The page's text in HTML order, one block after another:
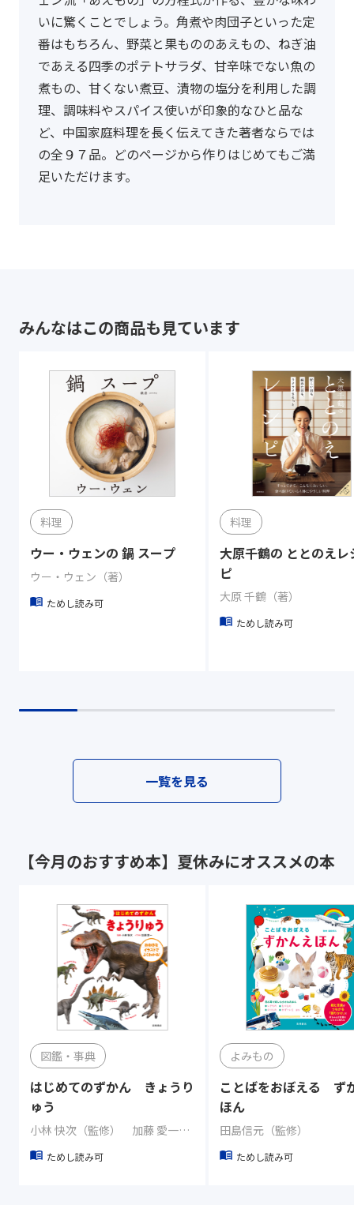
いに驚くことでしょう。角煮や肉団子といった定
番はもちろん、野菜と果もののあえもの、ねぎ油
であえる四季のポテトサラダ、甘辛味でない魚の
煮もの、甘くない煮豆、漬物の塩分を利用した調
理、調味料やスパイス使いが印象的なひと品な
ど、中国家庭料理を長く伝えてきた著者ならでは
の全９７品。どのページから作りはじめてもご満
足いただけます。
みんなはこの商品も見ています
料理
ウー・ウェンの 鍋 スープ
ウー・ウェン（著）
ためし読み可
料理
大原千鶴の ととのえレ
ピ
大原 千鶴（著）
ためし読み可
一覧を見る
【今月のおすすめ本】夏休みにオススメの本
図鑑・事典
はじめてのずかん きょうり
ゅう
小林 快次（監修） 加藤 愛一（イラスト）
ためし読み可
よみもの
ことばをおぼえる ず
ほん
田島信元（監修）
ためし読み可